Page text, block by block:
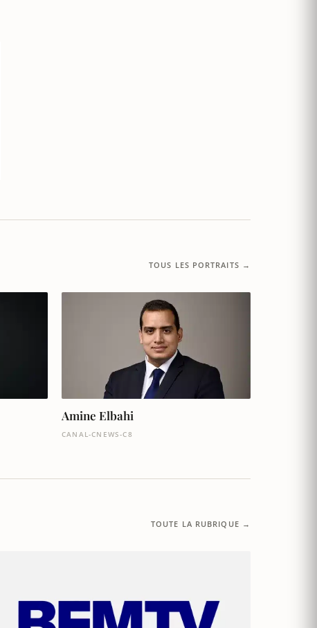
TOUS LES PORTRAITS →
Amine Elbahi
CANAL-CNEWS-C8
TOUTE LA RUBRIQUE →